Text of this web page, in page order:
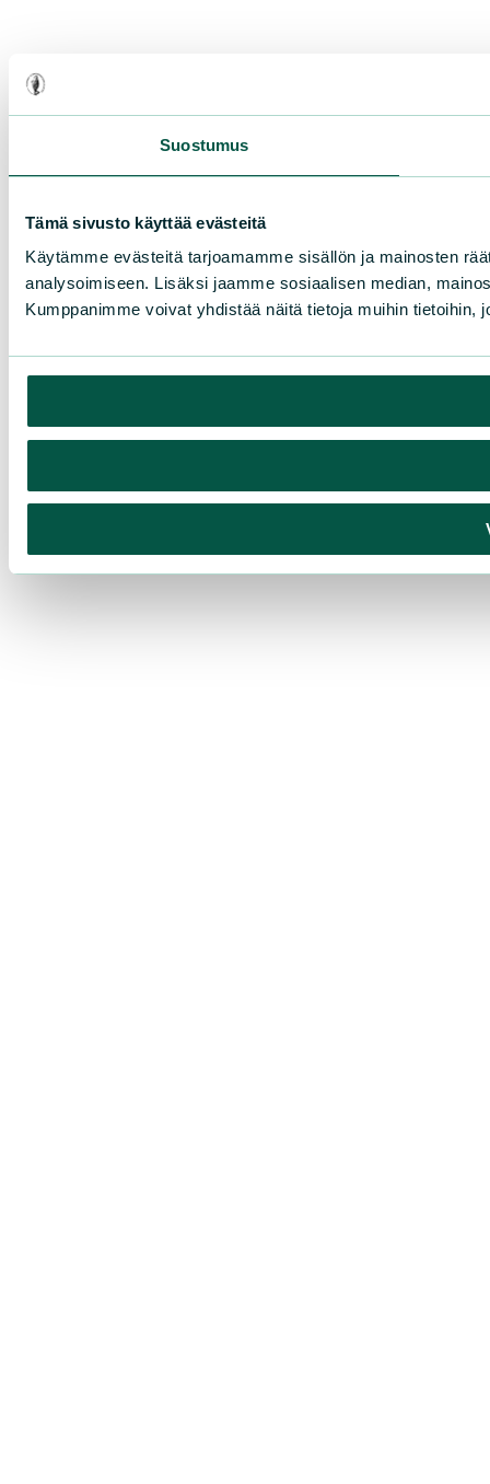
Suostumus
Tämä sivusto käyttää evästeitä
Käytämme evästeitä tarjoamamme sisällön ja mainosten
analysoimiseen. Lisäksi jaamme sosiaalisen median,
Kumppanimme voivat yhdistää näitä tietoja muihin tietoihin,